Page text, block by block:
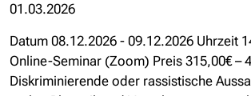
01.03.2026
Datum 08.12.2026 - 09.12.2026 Uhrzeit
Online-Seminar (Zoom) Preis 315,00€ –
Diskriminierende oder rassistische